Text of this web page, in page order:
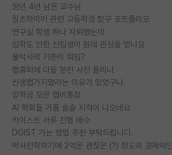
정년 4년 남은 교수님
알츠하이머 관련 고등학생 탐구 포트폴리오
연구실 학생 하나 자퇴했는데
입학도 안한 신입생이 원래 관심을 받나요
물박사의 기준이 뭐임?
랩홈피에 다들 본인 사진 올리냐
신생랩가지말라는 이유가 있었구나
장학금 모은 랩비통장
AI 학회들 거품 슬슬 지적이 나오네요
카이스트 서류 전형 배수
DGIST 가는 방법 추천 부탁드립니다.